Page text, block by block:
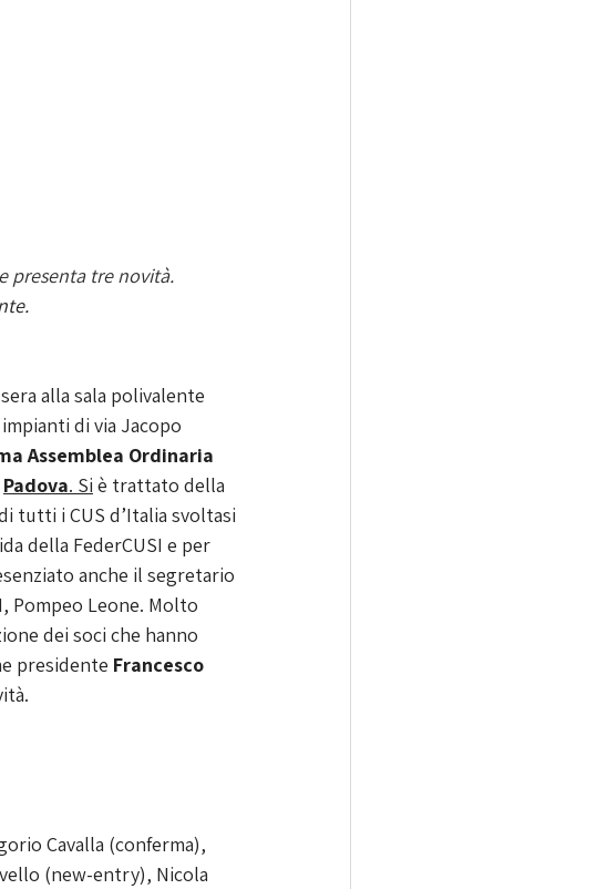
presenta tre novità.
alla sala polivalente
di via Jacopo
Assemblea Ordinaria
Padova. Si è trattato della
tutti i CUS d’Italia svoltasi
della FederCUSI e per
anche il segretario
Pompeo Leone. Molto
dei soci che hanno
presidente Francesco
Cavalla (conferma),
(new-entry), Nicola